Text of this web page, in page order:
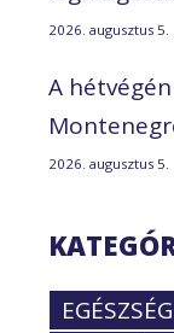
2026. augusztus 5.
A
2026. augusztus 5.
EGÉSZSÉG